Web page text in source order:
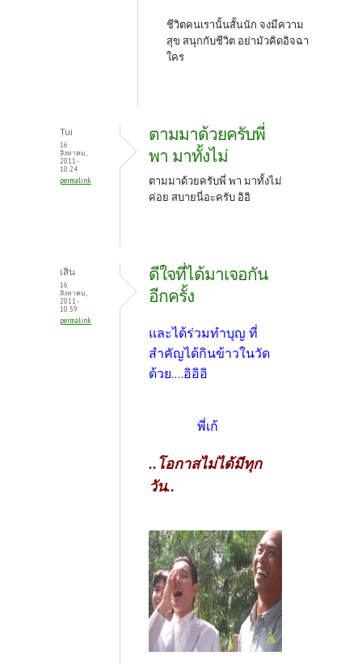
ชีวิตคนเรานั้นสั้นนัก จงมีความ
สุข สนุกกับชีวิต อย่ามัวคิดอิจฉา
ใคร
Tui
16
สิงหาคม,
2011 -
10:24
permalink
ตามมาด้วยครับพี่
พา มาทั้งไม่
ตามมาด้วยครับพี่ พา มาทั้งไม่
ค่อย สบายนี่อะครับ อิอิ
เสิน
16
สิงหาคม,
2011 -
10:59
permalink
ดีใจที่ได้มาเจอกัน
อีกครั้ง
และได้ร่วมทำบุญ ที่
สำคัญได้กินข้าวในวัด
ด้วย....อิอิอิ
พี่เก้
..โอกาสไม่ได้มีทุก
วัน..